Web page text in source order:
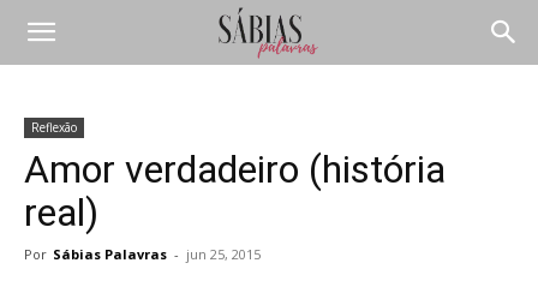
Reflexão
Amor verdadeiro (história
real)
Por Sábias Palavras - jun 25, 2015